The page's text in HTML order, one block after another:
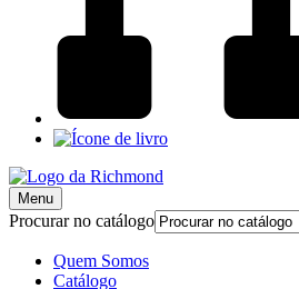
Menu
Procurar no catálogo
Quem Somos
Catálogo